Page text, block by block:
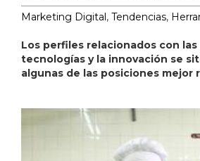
Marketing Digital, Tendencias,
Los perfiles relacionados con las
tecnologías y la innovación se
algunas de las posiciones mejor